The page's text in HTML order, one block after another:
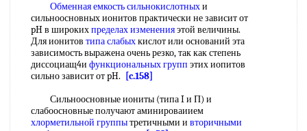
Обменная емкость сильнокислотныхи
сильноосновных ионитов практически не зависит от
pH в широкихпределах измененияэтой величины.
Для ионитов типа слабыхкислот или оснований эта
зависимость выражена очень резко, так как степень
диссоциащ4и функциональных групп этих иопитов
сильно зависит от pH.
[c.158]
Сильноосновные иониты (типа I и П) и
слабоосновные получают аминироваиием
хлорметильной группытретичными и вторичными